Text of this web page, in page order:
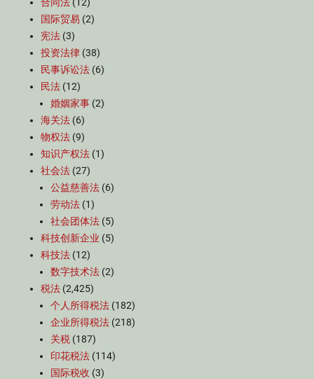
国际贸易 (2)
宪法 (3)
投资法律 (38)
民事诉讼法 (6)
民法 (12)
婚姻家事 (2)
海关法 (6)
物权法 (9)
知识产权法 (1)
社会法 (27)
公益慈善法 (6)
劳动法 (1)
社会团体法 (5)
科技创新企业 (5)
科技法 (12)
数字技术法 (2)
税法 (2,425)
个人所得税法 (182)
企业所得税法 (218)
关税 (187)
印花税法 (114)
国际税收 (3)